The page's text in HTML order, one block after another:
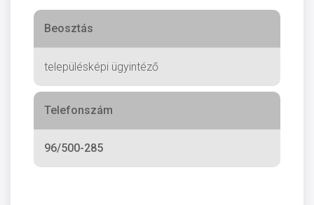
Beosztás
településképi ügyintéző
Telefonszám
96/500-285